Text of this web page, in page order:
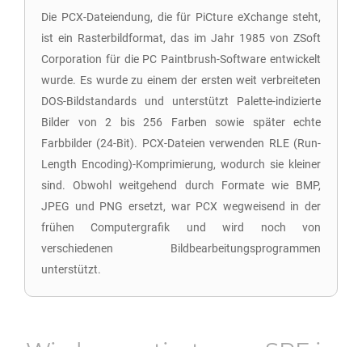
Die PCX-Dateiendung, die für PiCture eXchange steht,
ist ein Rasterbildformat, das im Jahr 1985 von ZSoft
Corporation für die PC Paintbrush-Software entwickelt
wurde. Es wurde zu einem der ersten weit verbreiteten
DOS-Bildstandards und unterstützt Palette-indizierte
Bilder von 2 bis 256 Farben sowie später echte
Farbbilder (24-Bit). PCX-Dateien verwenden RLE (Run-
Length Encoding)-Komprimierung, wodurch sie kleiner
sind. Obwohl weitgehend durch Formate wie BMP,
JPEG und PNG ersetzt, war PCX wegweisend in der
frühen Computergrafik und wird noch von
verschiedenen Bildbearbeitungsprogrammen
unterstützt.